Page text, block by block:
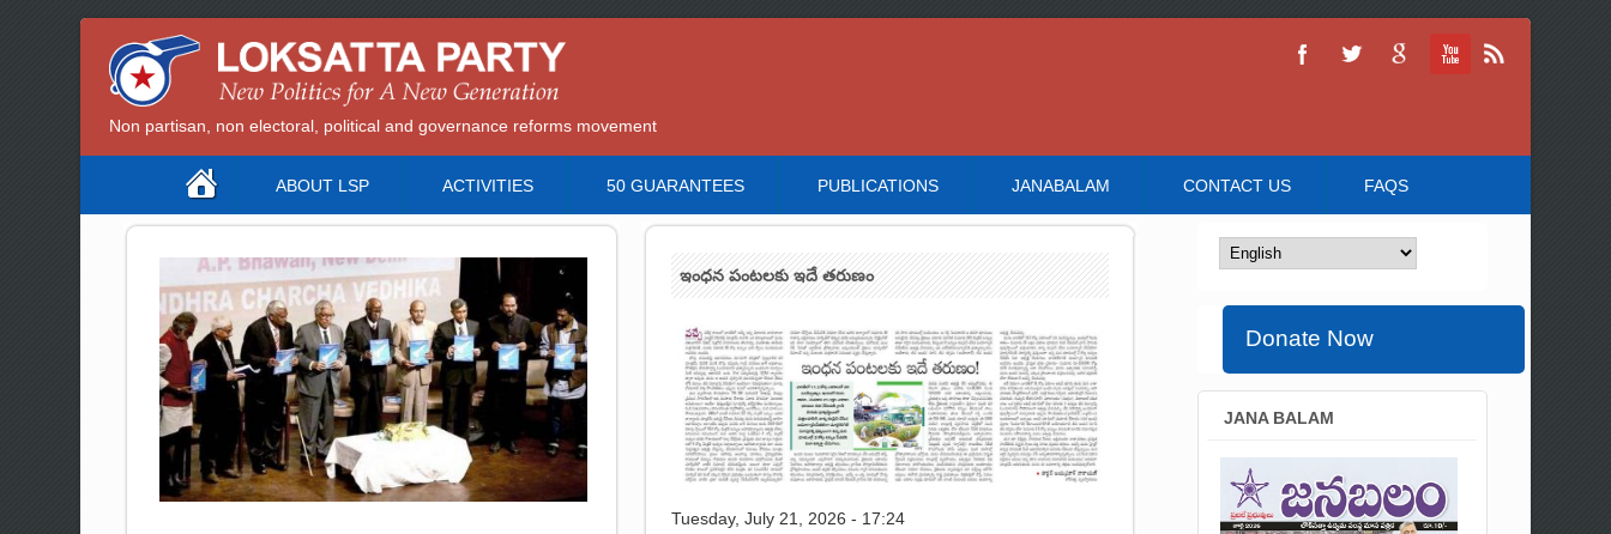
Non partisan, non electoral, political and governance reforms movement
ABOUT LSP ACTIVITIES 50 GUARANTEES PUBLICATIONS JANABALAM CONTACT US FAQS
ఇంధన పంటలకు ఇదే తరుణం
Tuesday, July 21, 2026 - 17:24
Donate Now
JANA BALAM